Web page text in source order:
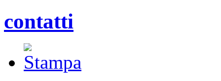
contatti